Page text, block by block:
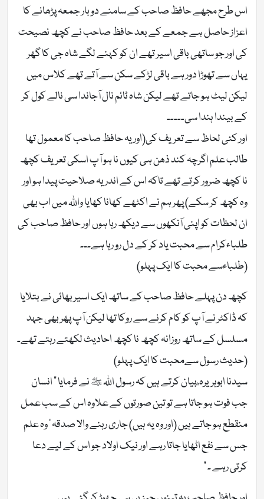
اس طرح مجھے حافظ صاحب کے سامنے دو بار جمعہ پڑھانے کا
اعزاز حاصل ہے جمعے کے بعد حافظ صاحب نے کچھ نصیحت
کی اور جو ساتھی باقی اسیر تھے ان کو کہنے لگے شاہ جی کا گھر
یہاں سے تھوڑا دور ہے باقی لڑکے سکن سے آتے تھے کلاس میں
لیکن لیٹ ہو جاتے تھے لیکن شاہ ٹائم نال آجاندا سی نالے کول کر
کے بیندا ہندا سی۔۔۔۔۔
اور کئی لحاظ سے تعریف کی(اور یہ حافظ صاحب کا معمول تھا
طالب علم اگرچہ کند ذھن ہی کیوں نا ہو آپ اسکی تعریف کچھ
نا کچھ ضرور کرتے تھے تاکہ اس کے اندر یہ صلاحیت پیدا ہو اور
وہ کچھ کر سکے) پھر ہم نے اکٹھے کھانا کھایا واللہ میں اب بھی
ان لحظات کو اپنی آنکھوں سے دیکھ رہا ہوں اور حافظ صاحب کی
طلباءکرام سے محبت یاد کر کے دل رو رہا ہے۔۔۔
(طلباءسے محبت کا ایک پہلو)
کچھ دن پہلے حافظ صاحب کے ساتھ ایک اسیر بھائی نے بتلایا
کہ ڈاکٹر نے آپ کو کام کرنے سے روکا تھا لیکن آپ پھر بھی جہد
مسلسل کے ساتھ روزانہ کچھ نا کچھ احادیث لکھتے رہتے تھے۔
(حدیث رسول سےمحبت کا ایک پہلو)
سیدنا ابوہریرہ ؓ بیان کرتے ہیں کہ رسول اللہ ﷺ نے فرمایا ” انسان
جب فوت ہو جاتا ہے تو تین صورتوں کے علاوہ اس کے سب عمل
منقطع ہو جاتے ہیں (اور وہ یہ ہیں) جاری رہنے والا صدقہ ‘ وہ علم
جس سے نفع اٹھایا جاتا رہے اور نیک اولاد جو اس کے لیے دعا
کرتی رہے ۔ “